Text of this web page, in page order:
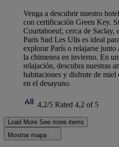
Venga a descubrir nuestro
con certificación Green Key.
Courtaboeuf, cerca de Saclay,
Paris Sud Les Ulis es ideal
explorar París o relajarse
la chimenea en invierno. En
relajación, descubra nuestras
habitaciones y disfrute de miel
en el desayuno.
4,2/5 Rated 4,2 of 5
Load More See more items
Mostrar mapa